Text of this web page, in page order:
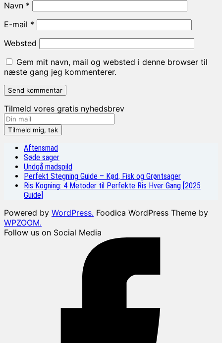
Navn *
E-mail *
Websted
Gem mit navn, mail og websted i denne browser til
næste gang jeg kommenterer.
Tilmeld vores gratis nyhedsbrev
Aftensmad
Søde sager
Undgå madspild
Perfekt Stegning Guide – Kød, Fisk og Grøntsager
Ris Kogning: 4 Metoder til Perfekte Ris Hver Gang [2025
Guide]
Powered by WordPress. Foodica WordPress Theme by
WPZOOM.
Follow us on Social Media